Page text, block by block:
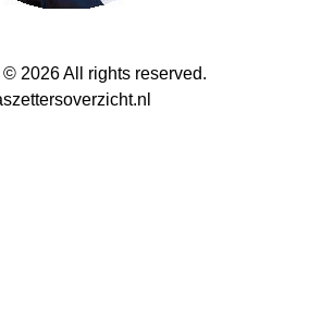
2026 All rights reserved.